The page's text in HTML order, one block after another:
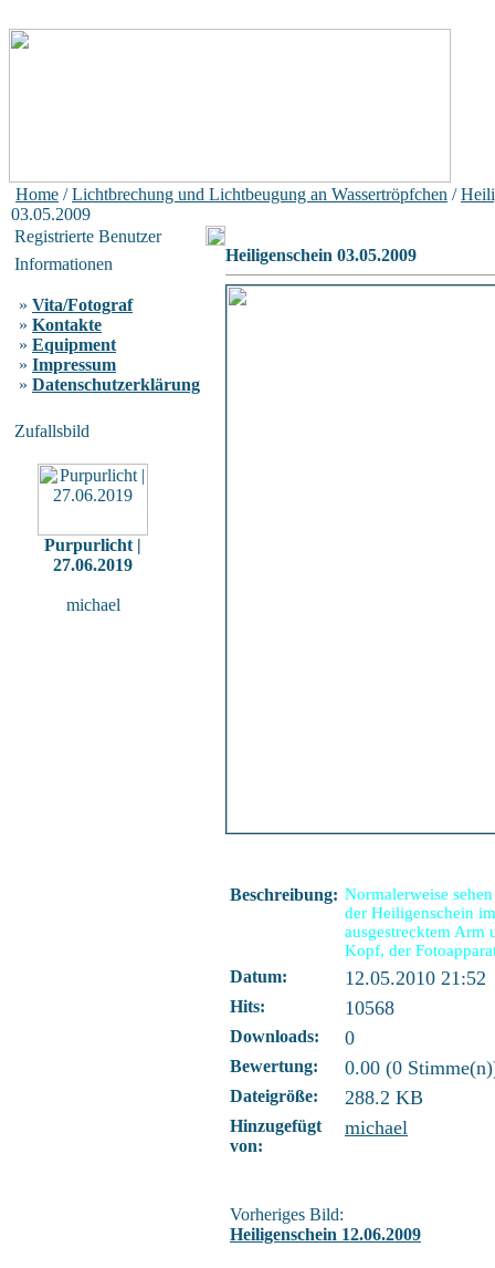
Home /Lichtbrechung und Lichtbeugung an Wassertröpfchen /
03.05.2009
Registrierte Benutzer
Informationen
» Vita/Fotograf
» Kontakte
» Equipment
» Impressum
» Datenschutzerklärung
Zufallsbild
Purpurlicht |
27.06.2019
michael
Heiligenschein 03.05.2009
Beschreibung: Normalerweise
der Heiligenschein
ausgestrecktem Arm
Kopf, der
Datum: 12.05.2010 21:52
Hits: 10568
Downloads: 0
Bewertung: 0.00 (0
Dateigröße: 288.2 KB
Hinzugefügt
von:
michael
Vorheriges Bild:
Heiligenschein 12.06.2009